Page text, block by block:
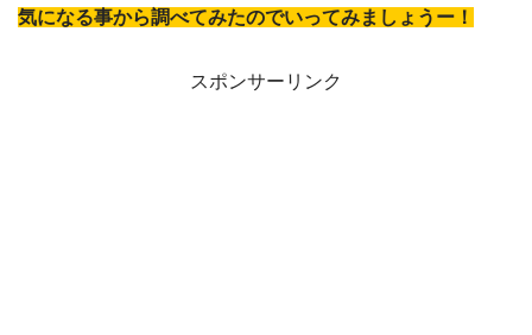
気になる事から調べてみたのでいってみましょうー！
スポンサーリンク